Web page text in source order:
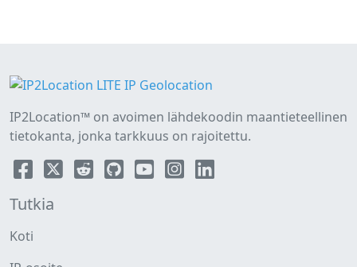
IP2Location™ on avoimen lähdekoodin maantieteellinen
tietokanta, jonka tarkkuus on rajoitettu.
Tutkia
Koti